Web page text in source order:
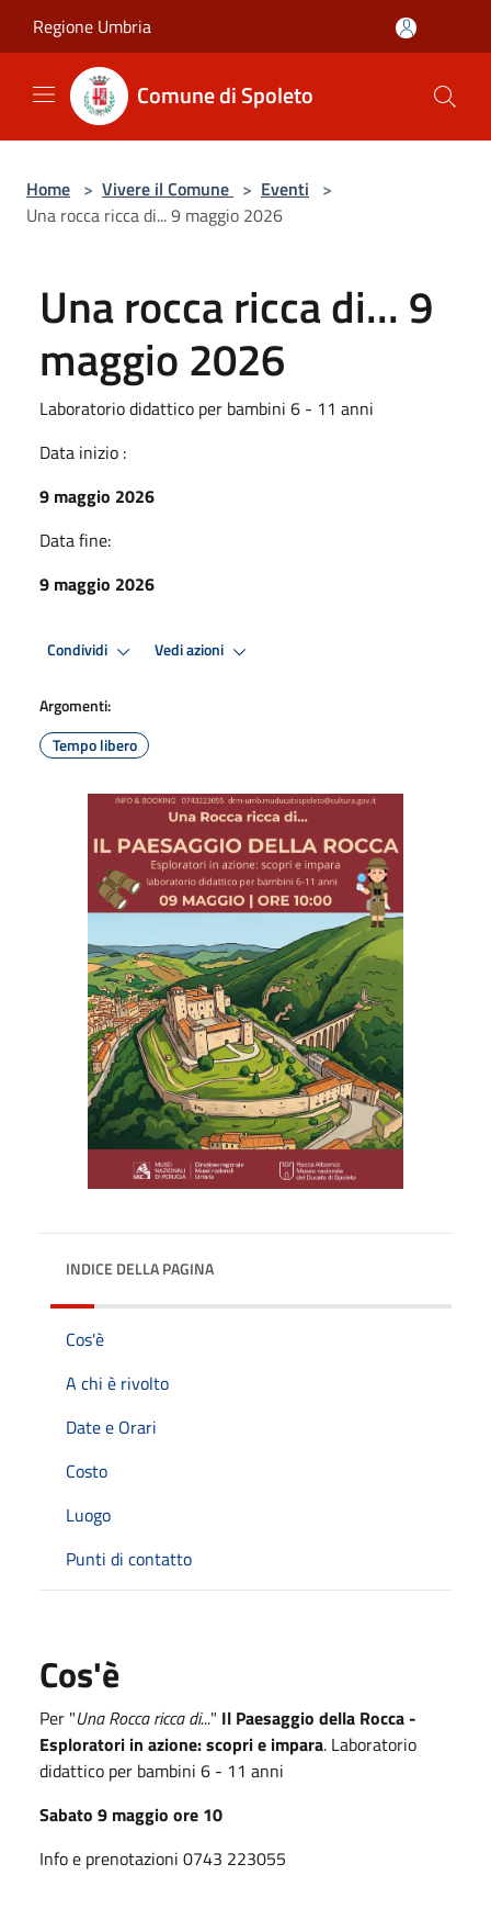
Regione Umbria
Comune di Spoleto
Home > Vivere il Comune > Eventi >
Una rocca ricca di... 9 maggio 2026
Una rocca ricca di... 9
maggio 2026
Laboratorio didattico per bambini 6 - 11 anni
Data inizio :
9 maggio 2026
Data fine:
9 maggio 2026
Condividi Vedi azioni
Argomenti:
Tempo libero
INDICE DELLA PAGINA
Cos'è
A chi è rivolto
Date e Orari
Costo
Luogo
Punti di contatto
Cos'è
Per "Una Rocca ricca di..." Il Paesaggio della Rocca -
Esploratori in azione: scopri e impara. Laboratorio
didattico per bambini 6 - 11 anni
Sabato 9 maggio ore 10
Info e prenotazioni 0743 223055